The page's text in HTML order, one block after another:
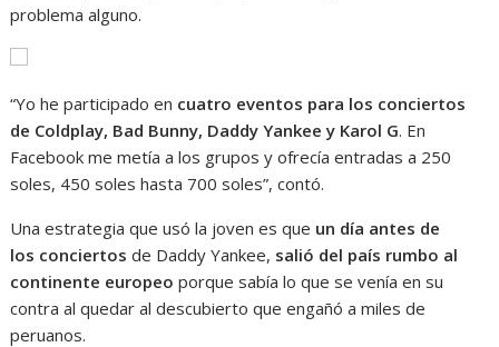
problema alguno.
“Yo he participado en cuatro eventos para los conciertos
de Coldplay, Bad Bunny, Daddy Yankee y Karol G. En
Facebook me metía a los grupos y ofrecía entradas a 250
soles, 450 soles hasta 700 soles”, contó.
Una estrategia que usó la joven es que un día antes de
los conciertosde Daddy Yankee, salió del país rumbo al
continente europeo porque sabía lo que se venía en su
contra al quedar al descubierto que engañó a miles de
peruanos.